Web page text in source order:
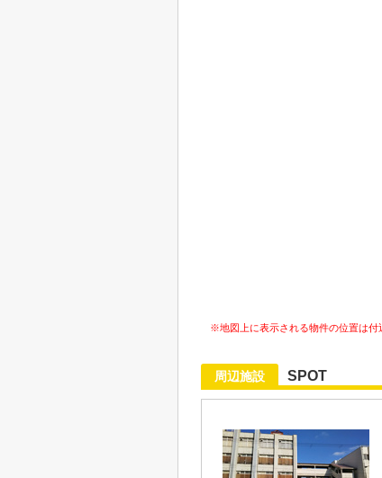
※地図上に表示される物件の位置は付
周辺施設 SPOT